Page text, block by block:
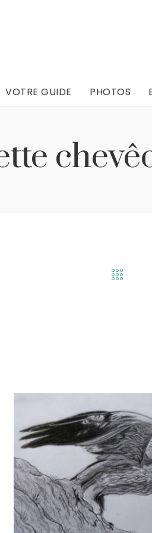
VOTRE GUIDE PHOTOS
VOTRE GUIDE PHOTOS